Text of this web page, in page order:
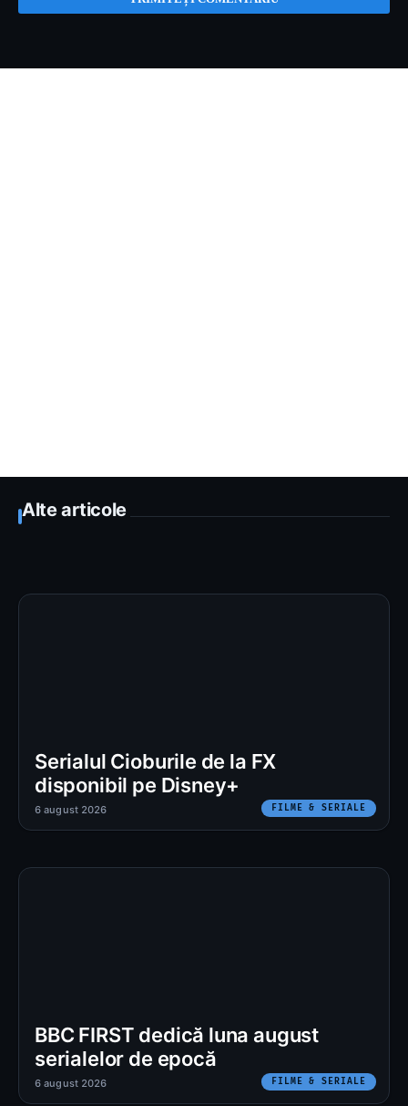
Alte articole
Serialul Cioburile de la FX
disponibil pe Disney+
FILME & SERIALE
6 august 2026
BBC FIRST dedică luna august
serialelor de epocă
FILME & SERIALE
6 august 2026